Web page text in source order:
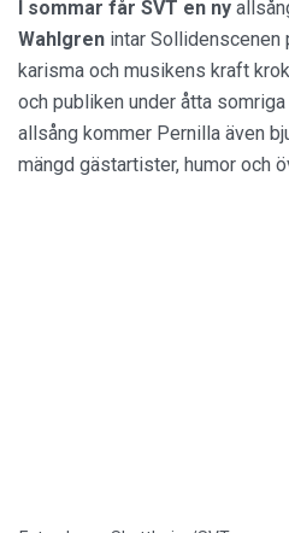
I sommar får SVT en ny
Wahlgren intar Sollidenscenen
karisma och musikens kraft
och publiken under åtta
allsång kommer Pernilla även
mängd gästartister, humor och